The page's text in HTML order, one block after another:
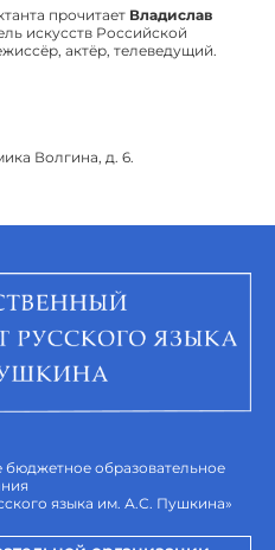
прочитает Владислав
искусств Российской
актёр, телеведущий.
Волгина, д. 6.
образовательное
языка им. А.С. Пушкина»